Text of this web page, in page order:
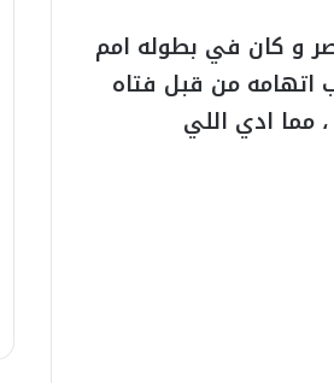
و كان في بطوله امم
اتهامه من قبل فتاه
مما ادي اللي